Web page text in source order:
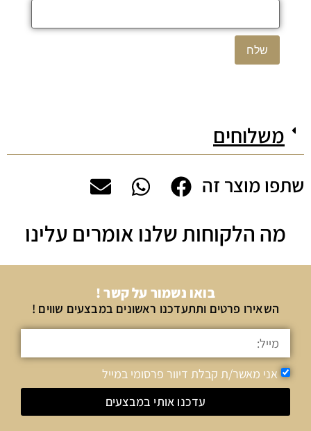
משלוחים
שתפו מוצר זה
מה הלקוחות שלנו אומרים עלינו
בואו נשמור על קשר !
השאירו פרטים ותתעדכנו ראשונים במבצעים שווים !
אני מאשר/ת קבלת דיוור פרסומי במייל
עדכנו אותי במבצעים